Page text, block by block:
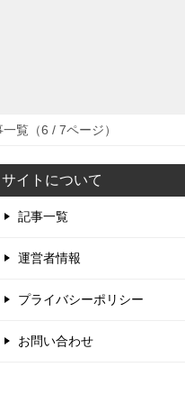
覧（6 / 7ページ）
サイトについて
記事一覧
運営者情報
プライバシーポリシー
お問い合わせ